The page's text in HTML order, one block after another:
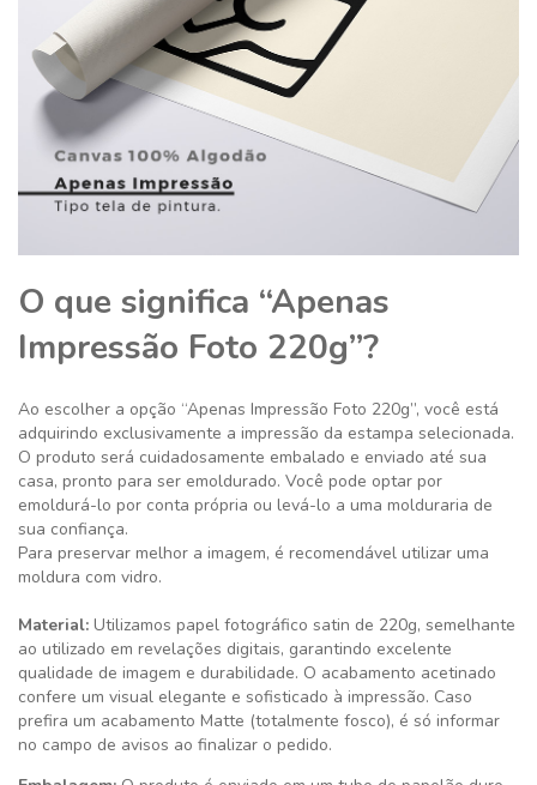
O que significa “Apenas
Impressão Foto 220g”?
Ao escolher a opção “Apenas Impressão Foto 220g”, você está
adquirindo exclusivamente a impressão da estampa selecionada.
O produto será cuidadosamente embalado e enviado até sua
casa, pronto para ser emoldurado. Você pode optar por
emoldurá-lo por conta própria ou levá-lo a uma molduraria de
sua confiança.
Para preservar melhor a imagem, é recomendável utilizar uma
moldura com vidro.
Material: Utilizamos papel fotográfico satin de 220g, semelhante
ao utilizado em revelações digitais, garantindo excelente
qualidade de imagem e durabilidade. O acabamento acetinado
confere um visual elegante e sofisticado à impressão. Caso
prefira um acabamento Matte (totalmente fosco), é só informar
no campo de avisos ao finalizar o pedido.